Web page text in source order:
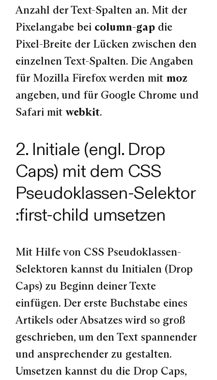
Anzahl der Text-Spalten an. Mit der
Pixelangabe bei column-gap die
Pixel-Breite der Lücken zwischen den
einzelnen Text-Spalten. Die Angaben
für Mozilla Firefox werden mit moz
angeben, und für Google Chrome und
Safari mit webkit.
2. Initiale (engl. Drop
Caps) mit dem CSS
Pseudoklassen-Selektor
:first-child umsetzen
Mit Hilfe von CSS Pseudoklassen-
Selektoren kannst du Initialen (Drop
Caps) zu Beginn deiner Texte
einfügen. Der erste Buchstabe eines
Artikels oder Absatzes wird so groß
geschrieben, um den Text spannender
und ansprechender zu gestalten.
Umsetzen kannst du die Drop Caps,